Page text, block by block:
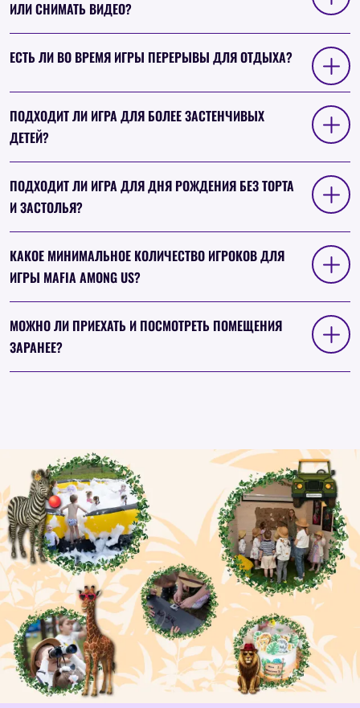
ИЛИ СНИМАТЬ ВИДЕО?
ЕСТЬ ЛИ ВО ВРЕМЯ ИГРЫ ПЕРЕРЫВЫ ДЛЯ ОТДЫХА?
ПОДХОДИТ ЛИ ИГРА ДЛЯ БОЛЕЕ ЗАСТЕНЧИВЫХ
ДЕТЕЙ?
ПОДХОДИТ ЛИ ИГРА ДЛЯ ДНЯ РОЖДЕНИЯ БЕЗ ТОРТА
И ЗАСТОЛЬЯ?
КАКОЕ МИНИМАЛЬНОЕ КОЛИЧЕСТВО ИГРОКОВ ДЛЯ
ИГРЫ MAFIA AMONG US?
МОЖНО ЛИ ПРИЕХАТЬ И ПОСМОТРЕТЬ ПОМЕЩЕНИЯ
ЗАРАНЕЕ?